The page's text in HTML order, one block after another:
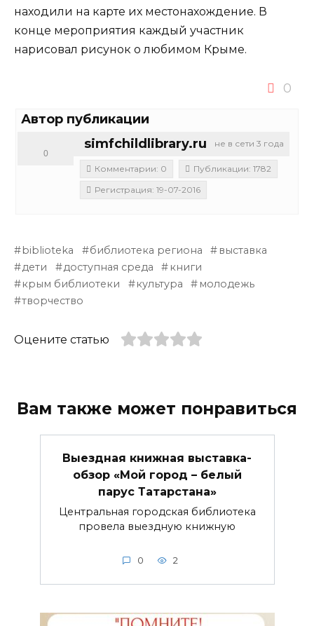
находили на карте их местонахождение. В
конце мероприятия каждый участник
нарисовал рисунок о любимом Крыме.
0
Автор публикации
не в сети 3 года
simfchildlibrary.ru
0
Комментарии: 0
Публикации: 1782
Регистрация: 19-07-2016
biblioteka библиотека региона
выставка
дети
доступная среда
книги
крым библиотеки
культура
молодежь
творчество
Оцените статью
Вам также может понравиться
Выездная книжная выставка-
обзор «Мой город – белый
парус Татарстана»
Центральная городская библиотека
провела выездную книжную
0 2